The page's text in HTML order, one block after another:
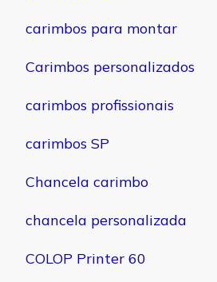
carimbos para montar
Carimbos personalizados
carimbos profissionais
carimbos SP
Chancela carimbo
chancela personalizada
COLOP Printer 60